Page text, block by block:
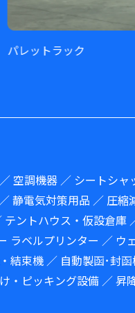
空調機器 ／ シートシ
静電気対策用品 ／ 圧
テントハウス・仮設倉庫
ラベルプリンター ／ ウ
結束機 ／ 自動製函･封
・ピッキング設備 ／